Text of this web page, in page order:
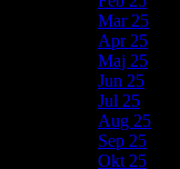
Mar 25
Apr 25
Maj 25
Jun 25
Jul 25
Aug 25
Sep 25
Okt 25